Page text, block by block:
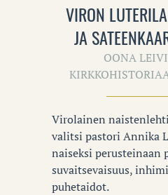
VIRON
JA
OONA
Virolainen
valitsi pastori Annika
naiseksi perusteinaan
suvaitsevaisuus,
puhetaidot.